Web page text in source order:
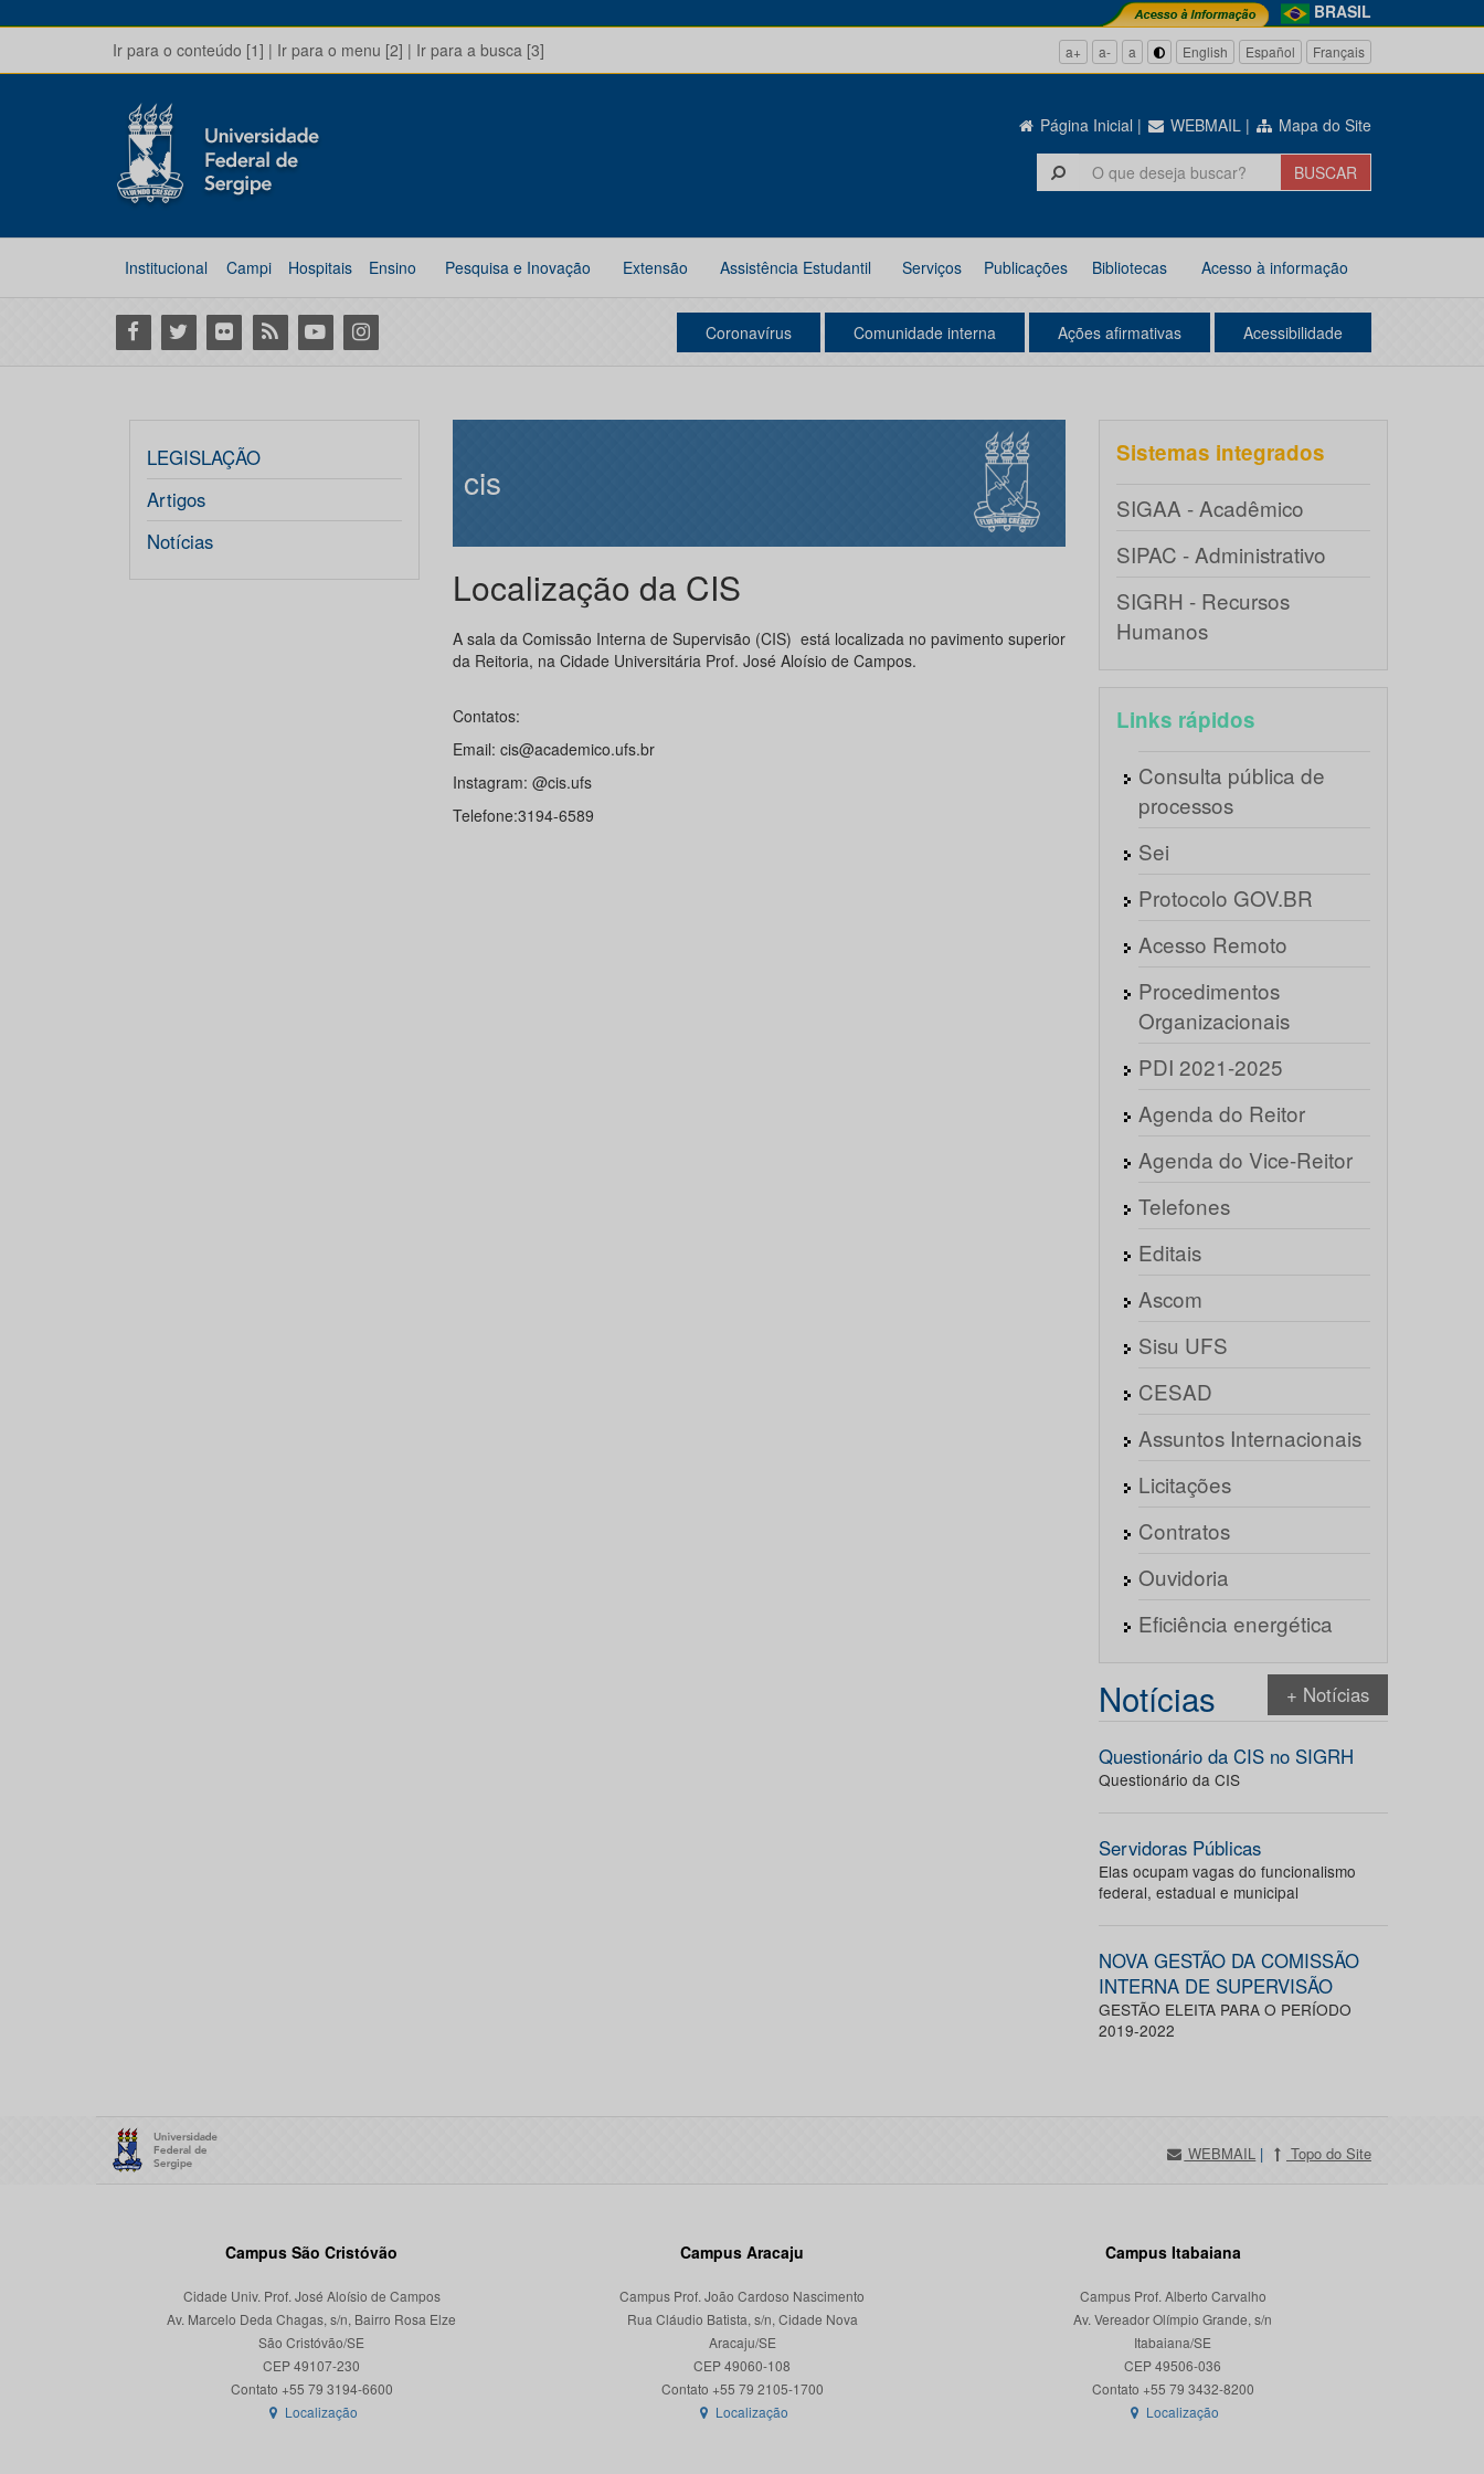
BRASIL
Ir para o conteúdo [1] | Ir para o menu [2] | Ir para a busca [3] a+ a- a English Español Français
Página Inicial | WEBMAIL | Mapa do Site
Institucional Campi Hospitais Ensino Pesquisa e Inovação Extensão Assistência Estudantil Serviços Publicações Bibliotecas Acesso à informação
Facebook
Twitter Flickr RSS YoutubeInstagram Coronavírus Comunidade interna Ações afirmativas Acessibilidade
LEGISLAÇÃO
Artigos
Notícias
cis
Localização da CIS
A sala da Comissão Interna de Supervisão (CIS) está localizada no pavimento superior
da Reitoria, na Cidade Universitária Prof. José Aloísio de Campos.
Contatos:
Email: cis@academico.ufs.br
Instagram: @cis.ufs
Telefone:3194-6589
Sistemas integrados
SIGAA - Acadêmico
SIPAC - Administrativo
SIGRH - Recursos
Humanos
Links rápidos
Consulta pública de
processos
Sei
Protocolo GOV.BR
Acesso Remoto
Procedimentos
Organizacionais
PDI 2021-2025
Agenda do Reitor
Agenda do Vice-Reitor
Telefones
Editais
Ascom
Sisu UFS
CESAD
Assuntos Internacionais
Licitações
Contratos
Ouvidoria
Eficiência energética
Notícias + Notícias
Questionário da CIS no SIGRH
Questionário da CIS
Servidoras Públicas
Elas ocupam vagas do funcionalismo
federal, estadual e municipal
NOVA GESTÃO DA COMISSÃO
INTERNA DE SUPERVISÃO
GESTÃO ELEITA PARA O PERÍODO
2019-2022
WEBMAIL | Topo do Site
Campus São Cristóvão
Cidade Univ. Prof. José Aloísio de Campos
Av. Marcelo Deda Chagas, s/n, Bairro Rosa Elze
São Cristóvão/SE
CEP 49107-230
Localização
Campus Aracaju
Campus Prof. João Cardoso Nascimento
Rua Cláudio Batista, s/n, Cidade Nova
Aracaju/SE
CEP 49060-108
Localização
Campus Itabaiana
Campus Prof. Alberto Carvalho
Av. Vereador Olímpio Grande, s/n
Itabaiana/SE
CEP 49506-036
Localização